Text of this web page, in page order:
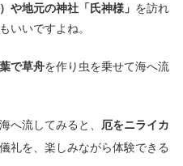
や地元の神社「氏神様」 を訪れ
いいですよね。
葉で草舟を作り虫を乗せて海へ流
へ流してみると、 厄をニライカ
礼を、楽しみながら体験できる